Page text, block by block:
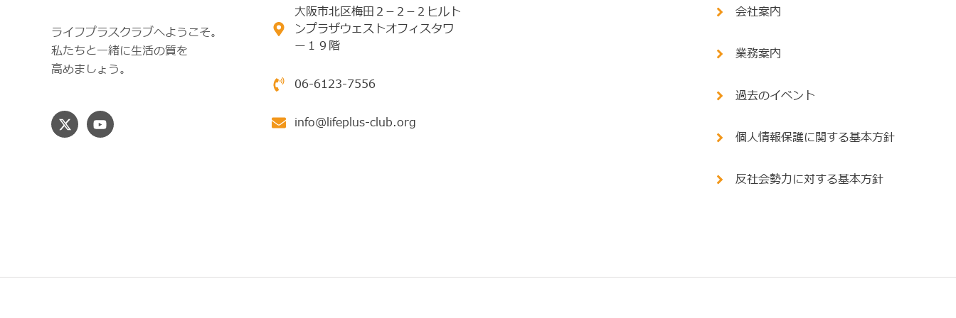
ライフプラスクラブへようこそ。
私たちと一緒に生活の質を
高めましょう。
大阪市北区梅田２−２−２ヒルト
ンプラザウェストオフィスタワ
ー１９階
06-6123-7556
info@lifeplus-club.org
会社案内
業務案内
過去のイベント
個人情報保護に関する基本方針
反社会勢力に対する基本方針